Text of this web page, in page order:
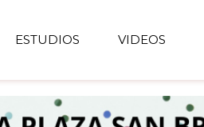
ESTUDIOS VIDEOS